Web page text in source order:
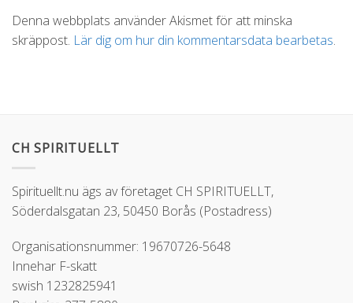
Denna webbplats använder Akismet för att minska
skräppost. Lär dig om hur din kommentarsdata bearbetas.
CH SPIRITUELLT
Spirituellt.nu ägs av företaget CH SPIRITUELLT,
Söderdalsgatan 23, 50450 Borås (Postadress)
Organisationsnummer: 19670726-5648
Innehar F-skatt
swish 1232825941